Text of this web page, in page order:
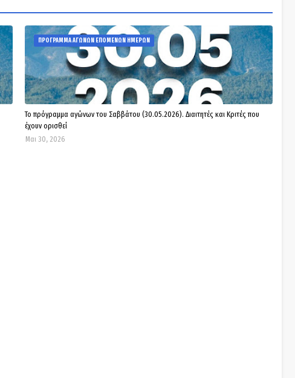
ΠΡΟΓΡΑΜΜΑ ΑΓΩΝΩΝ ΕΠΟΜΕΝΩΝ ΗΜΕΡΩΝ
Το πρόγραμμα αγώνων του Σαββάτου (30.05.2026). Διαιτητές και Kριτές που
έχουν ορισθεί
Μαι 30, 2026